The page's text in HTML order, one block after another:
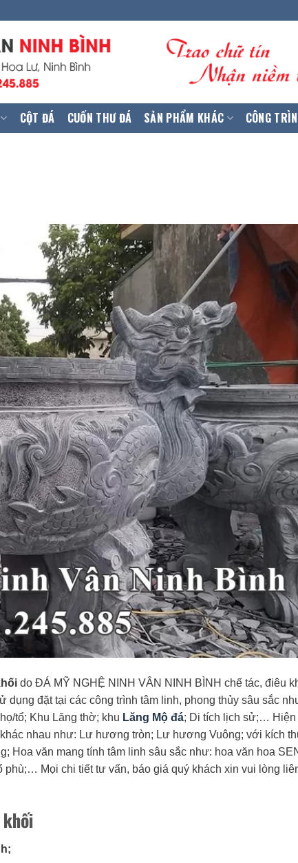
CỘT ĐÁ CUỐN THƯ ĐÁ SẢN PHẨM KHÁC CÔNG
do ĐÁ MỸ NGHỆ NINH VÂN NINH BÌNH chế tác, điêu
đặt tại các công trình tâm linh, phong thủy sâu sắc
tổ; Khu Lăng thờ; khu Lăng Mộ đá; Di tích lịch sử;… Hiện
nhau như: Lư hương tròn; Lư hương Vuông; với kích
Hoa văn mang tính tâm linh sâu sắc như: hoa văn hoa
Mọi chi tiết tư vấn, báo giá quý khách xin vui lòng